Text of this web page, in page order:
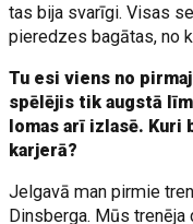
tas bija svarīgi. Visas
pieredzes bagātas, no
Tu esi viens no
spēlējis tik augstā
lomas arī izlasē.
karjerā?
Jelgavā man pirmie
Dinsberga. Mūs